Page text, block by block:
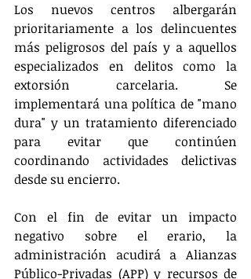
Los nuevos centros albergarán
prioritariamente a los delincuentes
más peligrosos del país y a aquellos
especializados en delitos como la
extorsión carcelaria. Se
implementará una política de "mano
dura" y un tratamiento diferenciado
para evitar que continúen
coordinando actividades delictivas
desde su encierro.
Con el fin de evitar un impacto
negativo sobre el erario, la
administración acudirá a Alianzas
Público-Privadas (APP) y recursos de